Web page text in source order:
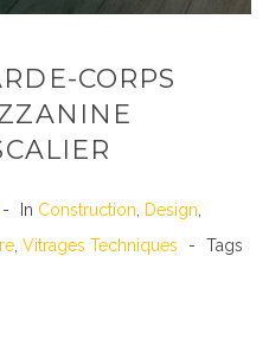
CORPS
In Construction Design
Vitrages Techniques
Tags